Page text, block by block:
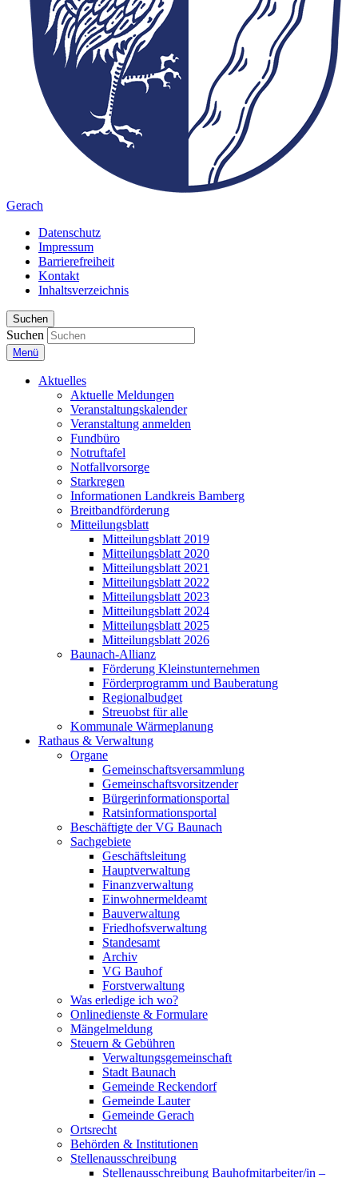
Gerach
Datenschutz
Impressum
Barrierefreiheit
Kontakt
Inhaltsverzeichnis
Suchen
Suchen
Menü
Aktuelles
Aktuelle Meldungen
Veranstaltungskalender
Veranstaltung anmelden
Fundbüro
Notruftafel
Notfallvorsorge
Starkregen
Informationen Landkreis Bamberg
Breitbandförderung
Mitteilungsblatt
Mitteilungsblatt 2019
Mitteilungsblatt 2020
Mitteilungsblatt 2021
Mitteilungsblatt 2022
Mitteilungsblatt 2023
Mitteilungsblatt 2024
Mitteilungsblatt 2025
Mitteilungsblatt 2026
Baunach-Allianz
Förderung Kleinstunternehmen
Förderprogramm und Bauberatung
Regionalbudget
Streuobst für alle
Kommunale Wärmeplanung
Rathaus & Verwaltung
Organe
Gemeinschaftsversammlung
Gemeinschaftsvorsitzender
Bürgerinformationsportal
Ratsinformationsportal
Beschäftigte der VG Baunach
Sachgebiete
Geschäftsleitung
Hauptverwaltung
Finanzverwaltung
Einwohnermeldeamt
Bauverwaltung
Friedhofsverwaltung
Standesamt
Archiv
VG Bauhof
Forstverwaltung
Was erledige ich wo?
Onlinedienste & Formulare
Mängelmeldung
Steuern & Gebühren
Verwaltungsgemeinschaft
Stadt Baunach
Gemeinde Reckendorf
Gemeinde Lauter
Gemeinde Gerach
Ortsrecht
Behörden & Institutionen
Stellenausschreibung
Stellenausschreibung Bauhofmitarbeiter/in –